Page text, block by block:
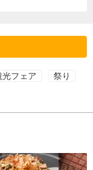
フェア 祭り